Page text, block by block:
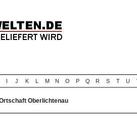
I J K L M N O P Q R S T U
Oberlichtenau